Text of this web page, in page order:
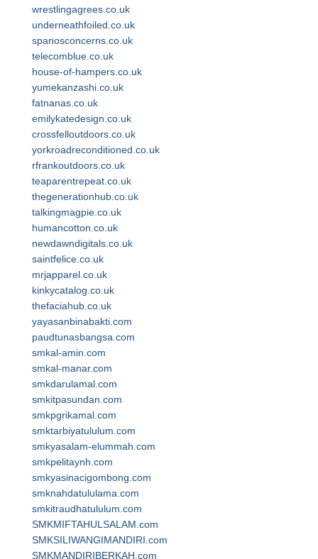
wrestlingagrees.co.uk
underneathfoiled.co.uk
spanosconcerns.co.uk
telecomblue.co.uk
house-of-hampers.co.uk
yumekanzashi.co.uk
fatnanas.co.uk
emilykatedesign.co.uk
crossfelloutdoors.co.uk
yorkroadreconditioned.co.uk
rfrankoutdoors.co.uk
teaparentrepeat.co.uk
thegenerationhub.co.uk
talkingmagpie.co.uk
humancotton.co.uk
newdawndigitals.co.uk
saintfelice.co.uk
mrjapparel.co.uk
kinkycatalog.co.uk
thefaciahub.co.uk
yayasanbinabakti.com
paudtunasbangsa.com
smkal-amin.com
smkal-manar.com
smkdarulamal.com
smkitpasundan.com
smkpgrikamal.com
smktarbiyatululum.com
smkyasalam-elummah.com
smkpelitaynh.com
smkyasinacigombong.com
smknahdatululama.com
smkitraudhatululum.com
SMKMIFTAHULSALAM.com
SMKSILIWANGIMANDIRI.com
SMKMANDIRIBERKAH.com